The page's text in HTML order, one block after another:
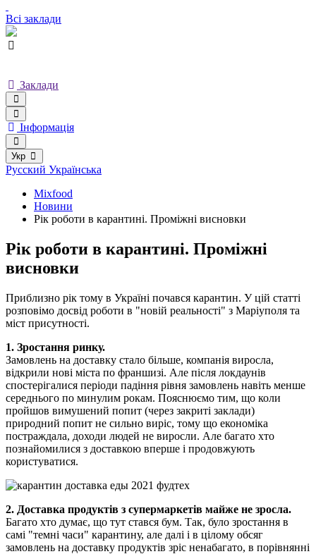
Всі заклади
Заклади
Інформація
Укр
Русский Українська
Mixfood
Новини
Рік роботи в карантині. Проміжні висновки
Рік роботи в карантині. Проміжні
висновки
Приблизно рік тому в Україні почався карантин. У цій статті
розповімо досвід роботи в "новій реальності" з Маріуполя та
міст присутності.
1. Зростання ринку.
Замовлень на доставку стало більше, компанія виросла,
відкрили нові міста по франшизі. Але після локдаунів
спостерігалися періоди падіння рівня замовлень навіть менше
середнього по минулим рокам. Пояснюємо тим, що коли
пройшов вимушений попит (через закриті заклади)
природний попит не сильно виріс, тому що економіка
постраждала, доходи людей не виросли. Але багато хто
познайомилися з доставкою вперше і продовжують
користуватися.
2. Доставка продуктів з супермаркетів майже не зросла.
Багато хто думає, що тут стався бум. Так, було зростання в
самі "темні часи" карантину, але далі і в цілому обсяг
замовлень на доставку продуктів зріс ненабагато, в порівнянні